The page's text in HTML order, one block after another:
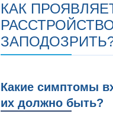
КАК
Какие симптомы
их должно быть?